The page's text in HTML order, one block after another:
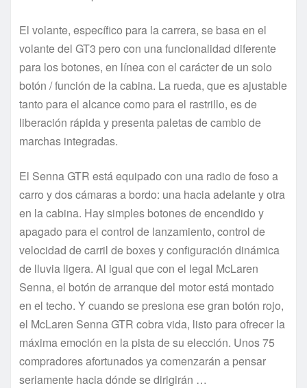
El volante, específico para la carrera, se basa en el
volante del GT3 pero con una funcionalidad diferente
para los botones, en línea con el carácter de un solo
botón / función de la cabina. La rueda, que es ajustable
tanto para el alcance como para el rastrillo, es de
liberación rápida y presenta paletas de cambio de
marchas integradas.
El Senna GTR está equipado con una radio de foso a
carro y dos cámaras a bordo: una hacia adelante y otra
en la cabina. Hay simples botones de encendido y
apagado para el control de lanzamiento, control de
velocidad de carril de boxes y configuración dinámica
de lluvia ligera. Al igual que con el legal McLaren
Senna, el botón de arranque del motor está montado
en el techo. Y cuando se presiona ese gran botón rojo,
el McLaren Senna GTR cobra vida, listo para ofrecer la
máxima emoción en la pista de su elección. Unos 75
compradores afortunados ya comenzarán a pensar
seriamente hacia dónde se dirigirán …